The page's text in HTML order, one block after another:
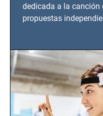
dedicada a la canción
propuestas
CDMX), todos los
14 de agosto al 25 de
20:00 horas.